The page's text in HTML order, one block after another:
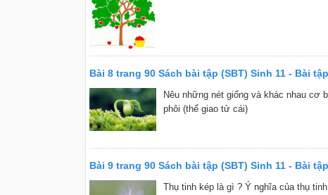
Bài 8 trang 90 Sách bài tập (SBT) Sinh 11 - Bài
Nêu những nét giống và khác nhau cơ
phôi (thể giao tử cái)
Bài 9 trang 90 Sách bài tập (SBT) Sinh 11 - Bài
Thụ tinh kép là gì ? Ý nghĩa của thụ